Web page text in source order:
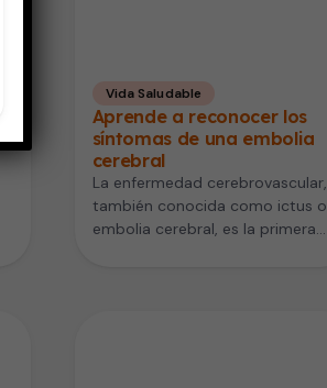
Vida Saludable
Aprende a reconocer los
síntomas de una embolia
cerebral
La enfermedad cerebrovascular,
también conocida como ictus o
embolia cerebral, es la primera